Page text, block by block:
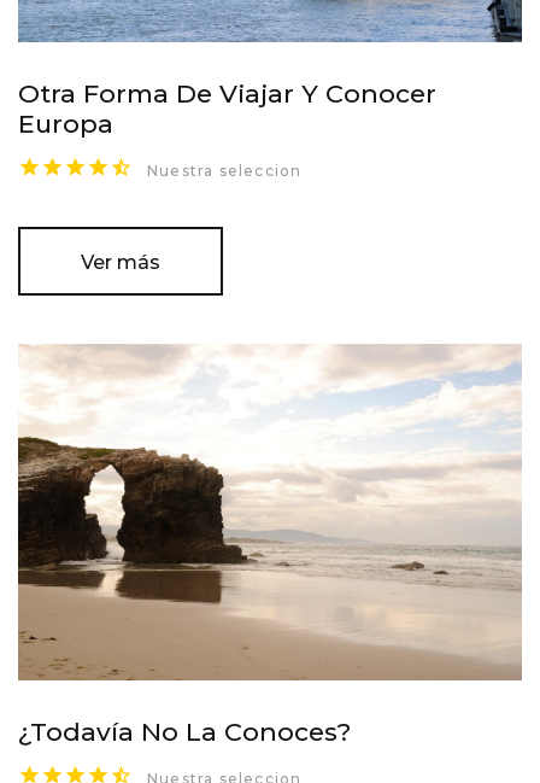
Otra Forma De Viajar Y Conocer
Europa
Nuestra seleccion
Ver más
¿Todavía No La Conoces?
Nuestra seleccion